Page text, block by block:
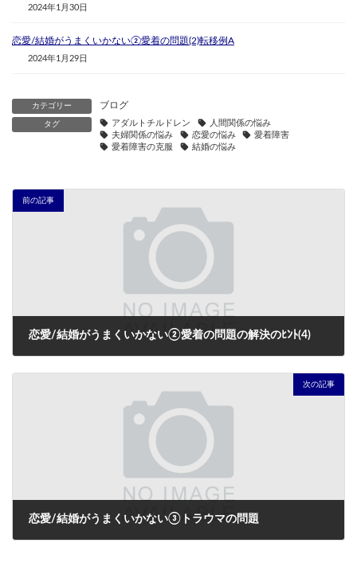
2024年1月30日
恋愛/結婚がうまくいかない②愛着の問題(2)転移例A
2024年1月29日
カテゴリー ブログ
タグ アダルトチルドレン
人間関係の悩み
夫婦関係の悩み
恋愛の悩み
愛着障害
愛着障害の克服
結婚の悩み
前の記事
恋愛/結婚がうまくいかない②愛着の問題の解決のﾋﾝﾄ(4)
次の記事
恋愛/結婚がうまくいかない③トラウマの問題